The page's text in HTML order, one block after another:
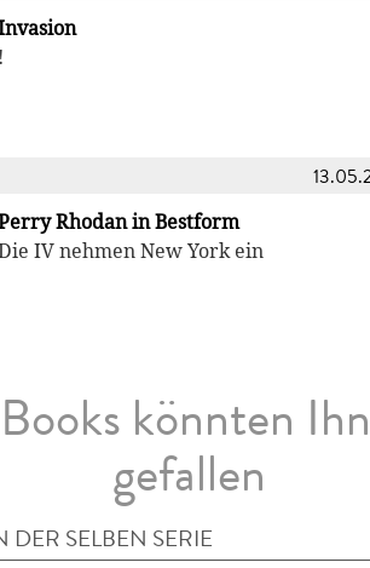
!
Rhodan in Bestform
IV nehmen New York ein
könnten
gefallen
SELBEN SERIE